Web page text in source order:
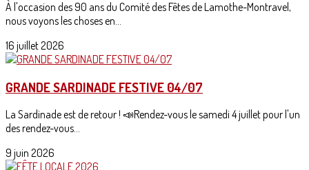
À l'occasion des 90 ans du Comité des Fêtes de Lamothe-Montravel,
nous voyons les choses en...
16 juillet 2026
GRANDE SARDINADE FESTIVE 04/07
La Sardinade est de retour ! 📣Rendez-vous le samedi 4 juillet pour l'un
des rendez-vous...
9 juin 2026